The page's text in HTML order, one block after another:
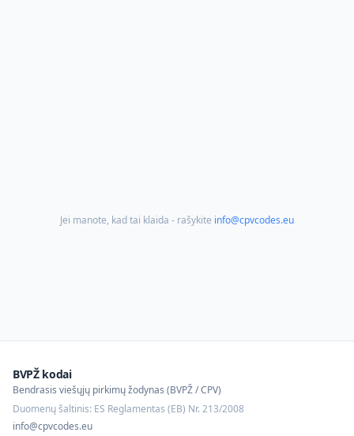
Jei manote, kad tai klaida - rašykite info@cpvcodes.eu
BVPŽ kodai
Bendrasis viešųjų pirkimų žodynas (BVPŽ / CPV)
Duomenų šaltinis: ES Reglamentas (EB) Nr. 213/2008
info@cpvcodes.eu